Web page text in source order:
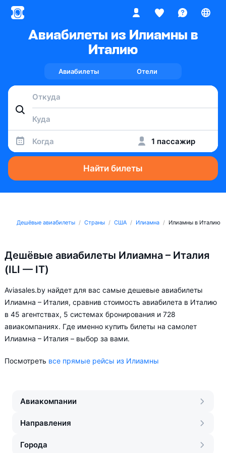
Авиабилеты из Илиамны в
Италию
Авиабилеты Отели
Когда 1 пассажир
Найти билеты
Дешёвые авиабилеты Страны США Илиамна Илиамны в Италию
Дешёвые авиабилеты Илиамна – Италия
(ILI — IT)
Aviasales.by найдет для вас самые дешевые авиабилеты
Илиамна – Италия, сравнив стоимость авиабилета в Италию
в 45 агентствах, 5 системах бронирования и 728
авиакомпаниях. Где именно купить билеты на самолет
Илиамна – Италия – выбор за вами.
Посмотреть все прямые рейсы из Илиамны
Авиакомпании
Направления
Города